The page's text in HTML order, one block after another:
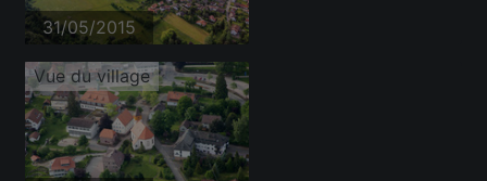
31/05/2015
Vue du village